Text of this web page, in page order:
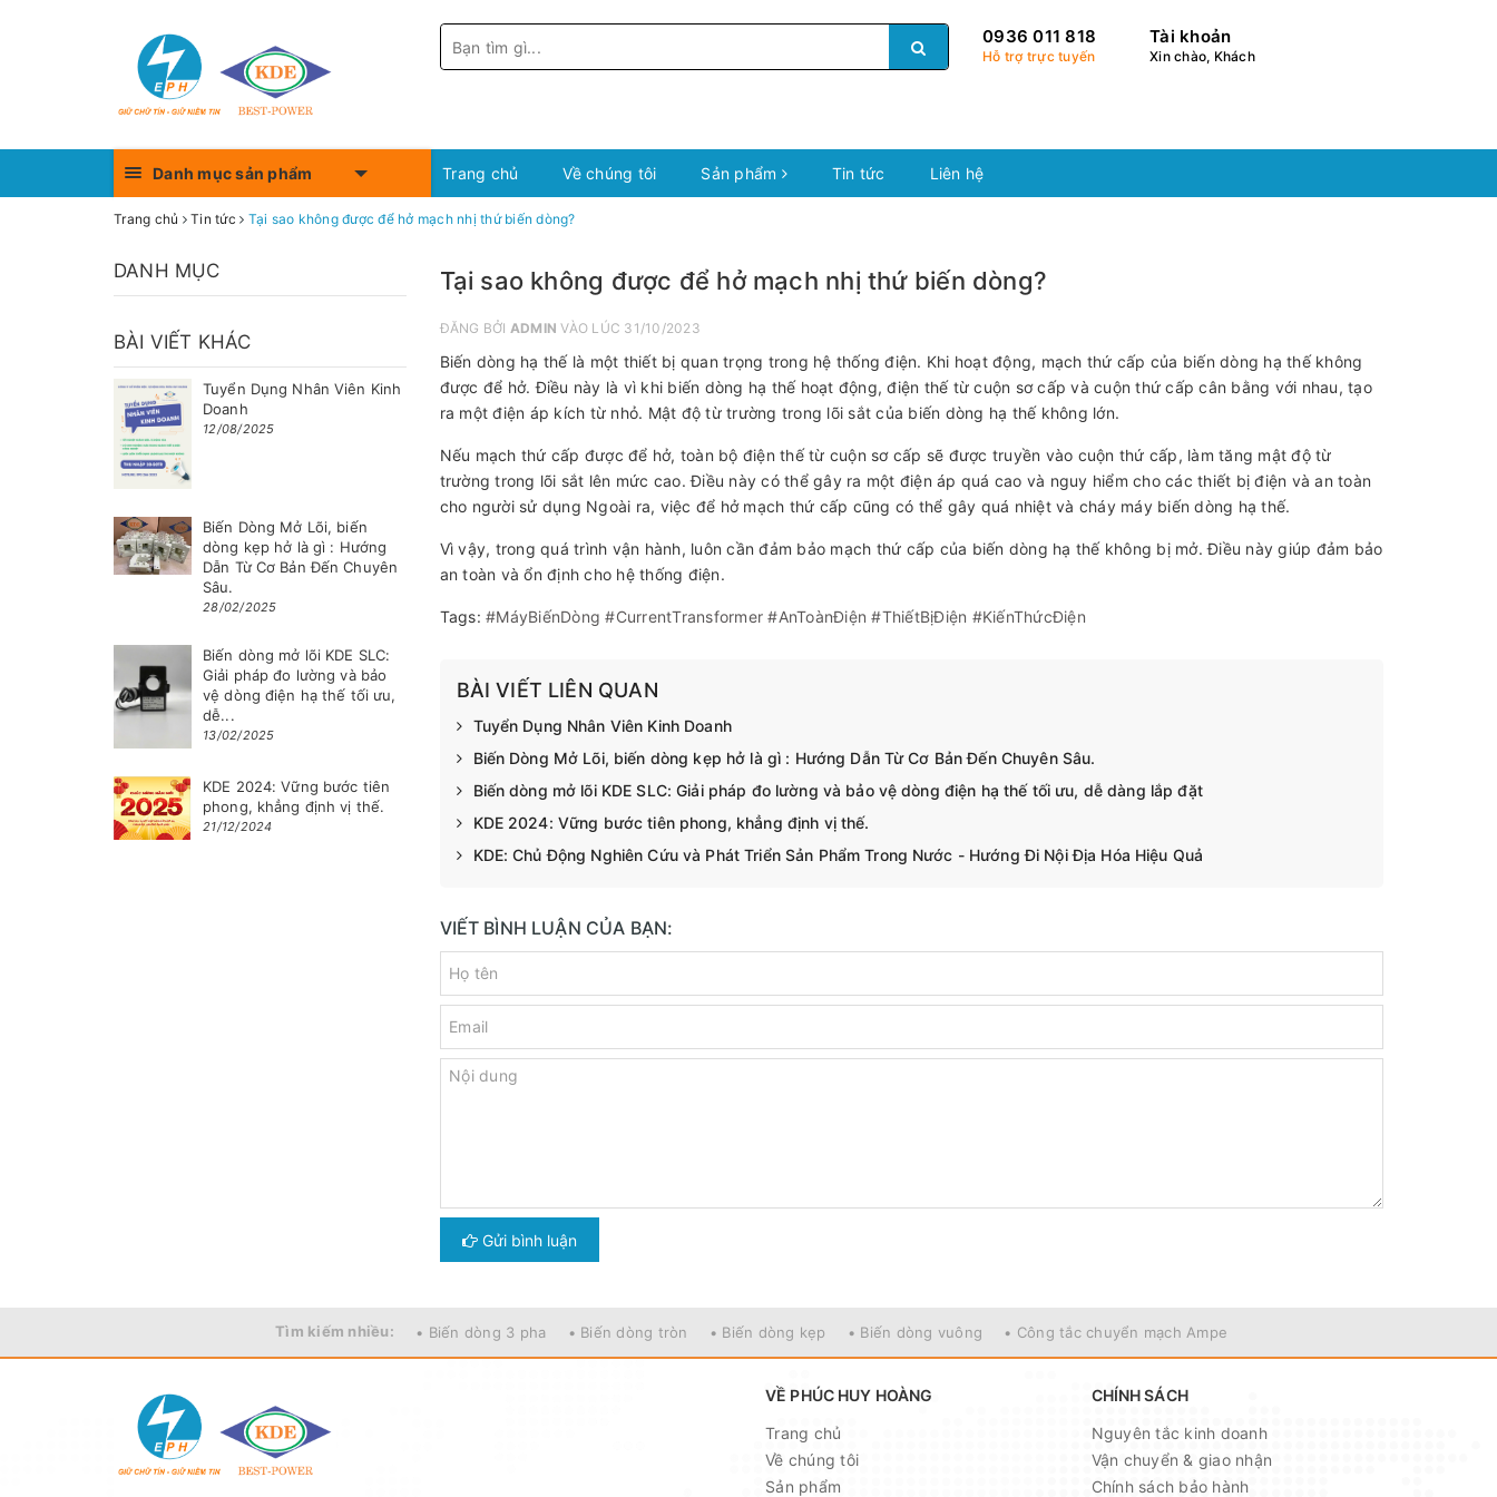
0936 011 818
Hỗ trợ trực tuyến
Tài khoản
Xin chào, Khách
Danh mục sản phẩm Trang chủ Về chúng tôi Sản phẩm Tin tức Liên hệ
Trang chủ Tin tức Tại sao không được để hở mạch nhị thứ biến dòng?
Tại sao không được để hở mạch nhị thứ biến dòng?
ĐĂNG BỞI ADMIN VÀO LÚC 31/10/2023
Biến dòng hạ thế là một thiết bị quan trọng trong hệ thống điện. Khi hoạt động, mạch thứ cấp của biến dòng hạ thế không
được để hở. Điều này là vì khi biến dòng hạ thế hoạt động, điện thế từ cuộn sơ cấp và cuộn thứ cấp cân bằng với nhau, tạo
ra một điện áp kích từ nhỏ. Mật độ từ trường trong lõi sắt của biến dòng hạ thế không lớn.
Nếu mạch thứ cấp được để hở, toàn bộ điện thế từ cuộn sơ cấp sẽ được truyền vào cuộn thứ cấp, làm tăng mật độ từ
trường trong lõi sắt lên mức cao. Điều này có thể gây ra một điện áp quá cao và nguy hiểm cho các thiết bị điện và an toàn
cho người sử dụng Ngoài ra, việc để hở mạch thứ cấp cũng có thể gây quá nhiệt và cháy máy biến dòng hạ thế.
Vì vậy, trong quá trình vận hành, luôn cần đảm bảo mạch thứ cấp của biến dòng hạ thế không bị mở. Điều này giúp đảm bảo
an toàn và ổn định cho hệ thống điện.
Tags: #MáyBiếnDòng #CurrentTransformer #AnToànĐiện #ThiếtBịĐiện #KiếnThứcĐiện
BÀI VIẾT LIÊN QUAN
Tuyển Dụng Nhân Viên Kinh Doanh
Biến Dòng Mở Lõi, biến dòng kẹp hở là gì : Hướng Dẫn Từ Cơ Bản Đến Chuyên Sâu.
Biến dòng mở lõi KDE SLC: Giải pháp đo lường và bảo vệ dòng điện hạ thế tối ưu, dễ dàng lắp đặt
KDE 2024: Vững bước tiên phong, khẳng định vị thế.
KDE: Chủ Động Nghiên Cứu và Phát Triển Sản Phẩm Trong Nước - Hướng Đi Nội Địa Hóa Hiệu Quả
VIẾT BÌNH LUẬN CỦA BẠN:
Gửi bình luận
DANH MỤC
BÀI VIẾT KHÁC
Tuyển Dụng Nhân Viên Kinh
Doanh
12/08/2025
Biến Dòng Mở Lõi, biến
dòng kẹp hở là gì : Hướng
Dẫn Từ Cơ Bản Đến Chuyên
Sâu.
28/02/2025
Biến dòng mở lõi KDE SLC:
Giải pháp đo lường và bảo
vệ dòng điện hạ thế tối ưu,
dễ...
13/02/2025
KDE 2024: Vững bước tiên
phong, khẳng định vị thế.
21/12/2024
Tìm kiếm nhiều: • Biến dòng 3 pha • Biến dòng tròn • Biến dòng kẹp • Biến dòng vuông • Công tắc chuyển mạch Ampe
VỀ PHÚC HUY HOÀNG
Trang chủ
Về chúng tôi
Sản phẩm
CHÍNH SÁCH
Nguyên tắc kinh doanh
Vận chuyển & giao nhận
Chính sách bảo hành